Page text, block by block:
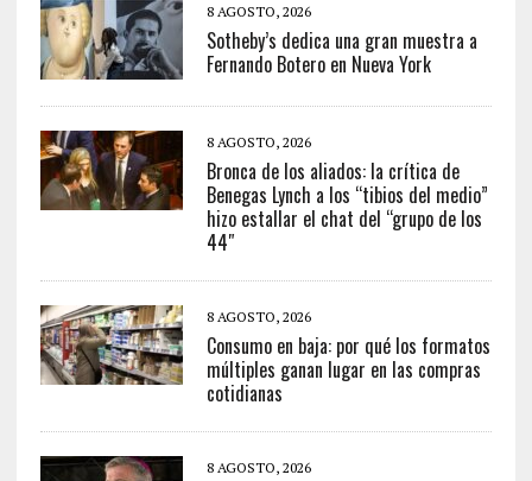
8 AGOSTO, 2026
Sotheby’s dedica una gran muestra a
Fernando Botero en Nueva York
8 AGOSTO, 2026
Bronca de los aliados: la crítica de
Benegas Lynch a los “tibios del medio”
hizo estallar el chat del “grupo de los
44″
8 AGOSTO, 2026
Consumo en baja: por qué los formatos
múltiples ganan lugar en las compras
cotidianas
8 AGOSTO, 2026